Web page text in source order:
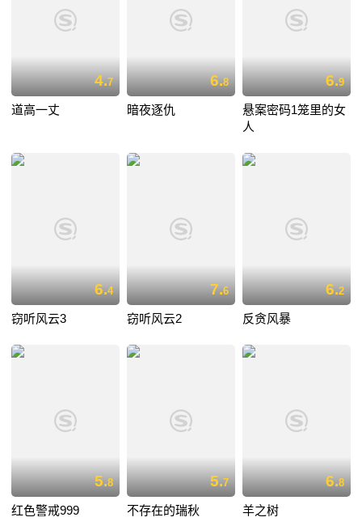
4.7
道高一丈
6.8
暗夜逐仇
6.9
悬案密码1笼里的女
人
6.4
窃听风云3
7.6
窃听风云2
6.2
反贪风暴
5.8
红色警戒999
5.7
不存在的瑞秋
6.8
羊之树